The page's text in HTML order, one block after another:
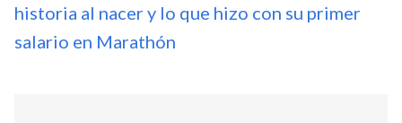
historia al nacer y lo que hizo con su primer
salario en Marathón